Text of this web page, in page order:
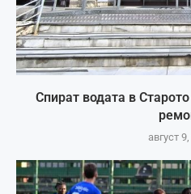
Спират водата в
август